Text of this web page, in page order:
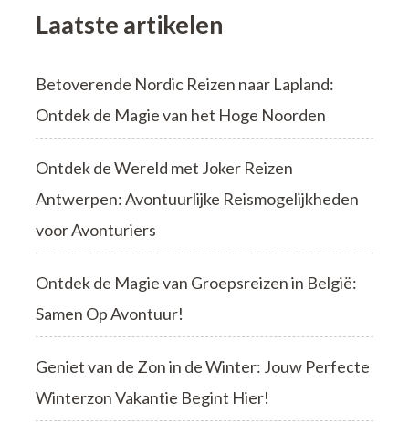
Laatste artikelen
Betoverende Nordic Reizen naar Lapland:
Ontdek de Magie van het Hoge Noorden
Ontdek de Wereld met Joker Reizen
Antwerpen: Avontuurlijke Reismogelijkheden
voor Avonturiers
Ontdek de Magie van Groepsreizen in België:
Samen Op Avontuur!
Geniet van de Zon in de Winter: Jouw Perfecte
Winterzon Vakantie Begint Hier!